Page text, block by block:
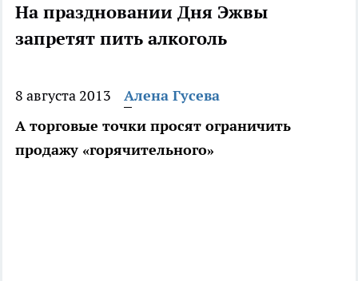
На праздновании Дня Эжвы
запретят пить алкоголь
8 августа 2013
Алена Гусева
А торговые точки просят ограничить
продажу «горячительного»